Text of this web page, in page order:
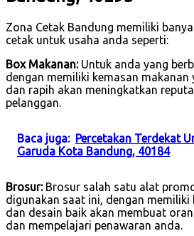
Zona Cetak Bandung memiliki
cetak untuk usaha anda seperti:
Box Makanan:Untuk anda yang
dengan memiliki kemasan makanan
dan rapih akan meningkatkan
pelanggan.
Baca juga: Percetakan Terdekat
Garuda Kota Bandung, 40184
Brosur:Brosur salah satu alat
digunakan saat ini, dengan
dan desain baik akan membuat
dan mempelajari penawaran anda.